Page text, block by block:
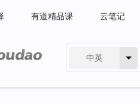
有道精品课 云笔记
中英